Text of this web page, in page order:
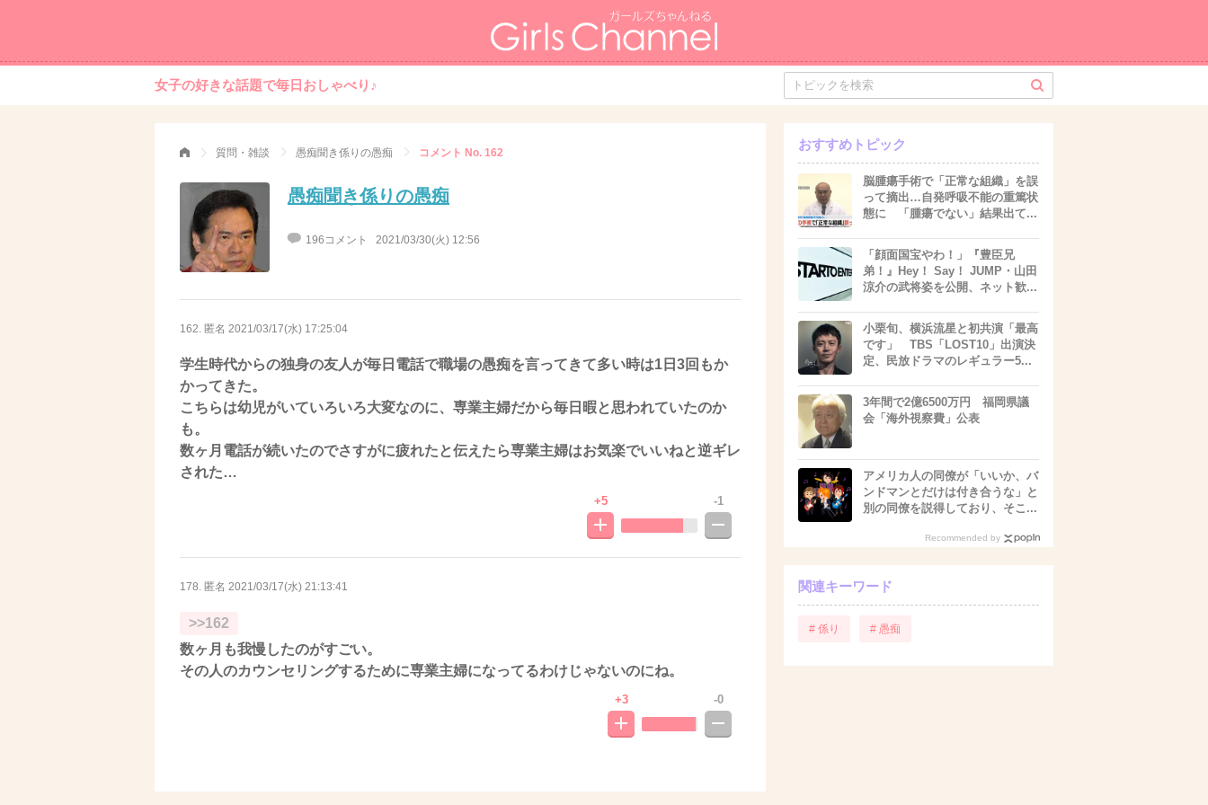
女子の好きな話題で毎日おしゃべり♪
質問・雑談 愚痴聞き係りの愚痴 コメント No. 162
愚痴聞き係りの愚痴
196コメント 2021/03/30(火) 12:56
162. 匿名 2021/03/17(水) 17:25:04
学生時代からの独身の友人が毎日電話で職場の愚痴を言ってきて多い時は1日3回もか
かってきた。
こちらは幼児がいていろいろ大変なのに、専業主婦だから毎日暇と思われていたのか
も。
数ヶ月電話が続いたのでさすがに疲れたと伝えたら専業主婦はお気楽でいいねと逆ギレ
された…
+5 -1
178. 匿名 2021/03/17(水) 21:13:41
>>162
数ヶ月も我慢したのがすごい。
その人のカウンセリングするために専業主婦になってるわけじゃないのにね。
+3 -0
おすすめトピック
脳腫瘍手術で「正常な組織」を誤
って摘出…自発呼吸不能の重篤状
態に 「腫瘍でない」結果出て...
「顔面国宝やわ！」『豊臣兄
弟！』Hey！ Say！ JUMP・山田
涼介の武将姿を公開、ネット歓...
小栗旬、横浜流星と初共演「最高
です」 TBS「LOST10」出演決
定、民放ドラマのレギュラー5...
3年間で2億6500万円 福岡県議
会「海外視察費」公表
アメリカ人の同僚が「いいか、バ
ンドマンとだけは付き合うな」と
別の同僚を説得しており、そこ...
Recommended by
関連キーワード
# 係り # 愚痴